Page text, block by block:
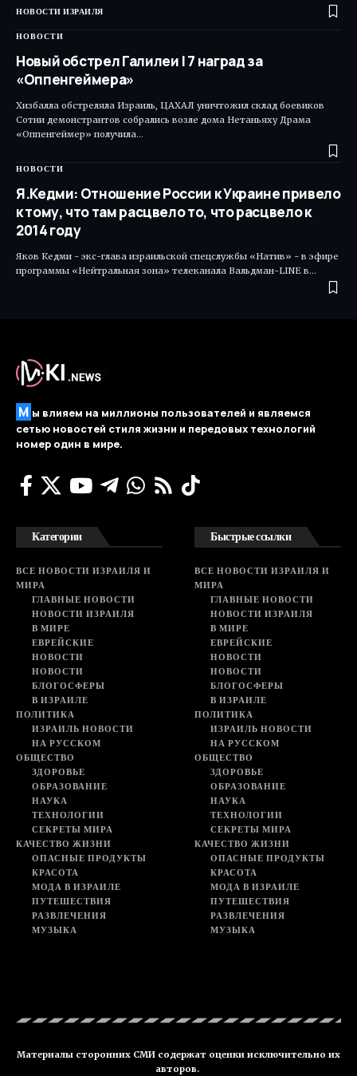
НОВОСТИ ИЗРАИЛЯ
НОВОСТИ
Новый обстрел Галилеи | 7 наград за
«Оппенгеймера»
Хизбалла обстреляла Израиль, ЦАХАЛ уничтожил склад боевиков
Сотни демонстрантов собрались возле дома Нетаньяху Драма
«Оппенгеймер» получила…
НОВОСТИ
Я.Кедми: Отношение России к Украине привело
к тому, что там расцвело то, что расцвело к
2014 году
Яков Кедми - экс-глава израильской спецслужбы «Натив» - в эфире
программы «Нейтральная зона» телеканала Вальдман-LINE в…
М ы влияем на миллионы пользователей и являемся
сетью новостей стиля жизни и передовых технологий
номер один в мире.
Категории
ВСЕ НОВОСТИ ИЗРАИЛЯ И
МИРА
ГЛАВНЫЕ НОВОСТИ
НОВОСТИ ИЗРАИЛЯ
В МИРЕ
ЕВРЕЙСКИЕ
НОВОСТИ
НОВОСТИ
БЛОГОСФЕРЫ
В ИЗРАИЛЕ
ПОЛИТИКА
ИЗРАИЛЬ НОВОСТИ
НА РУССКОМ
ОБЩЕСТВО
ЗДОРОВЬЕ
ОБРАЗОВАНИЕ
НАУКА
ТЕХНОЛОГИИ
СЕКРЕТЫ МИРА
КАЧЕСТВО ЖИЗНИ
ОПАСНЫЕ ПРОДУКТЫ
КРАСОТА
МОДА В ИЗРАИЛЕ
ПУТЕШЕСТВИЯ
РАЗВЛЕЧЕНИЯ
МУЗЫКА
Быстрые ссылки
ВСЕ НОВОСТИ ИЗРАИЛЯ И
МИРА
ГЛАВНЫЕ НОВОСТИ
НОВОСТИ ИЗРАИЛЯ
В МИРЕ
ЕВРЕЙСКИЕ
НОВОСТИ
НОВОСТИ
БЛОГОСФЕРЫ
В ИЗРАИЛЕ
ПОЛИТИКА
ИЗРАИЛЬ НОВОСТИ
НА РУССКОМ
ОБЩЕСТВО
ЗДОРОВЬЕ
ОБРАЗОВАНИЕ
НАУКА
ТЕХНОЛОГИИ
СЕКРЕТЫ МИРА
КАЧЕСТВО ЖИЗНИ
ОПАСНЫЕ ПРОДУКТЫ
КРАСОТА
МОДА В ИЗРАИЛЕ
ПУТЕШЕСТВИЯ
РАЗВЛЕЧЕНИЯ
МУЗЫКА
Материалы сторонних СМИ содержат оценки исключительно их
авторов.